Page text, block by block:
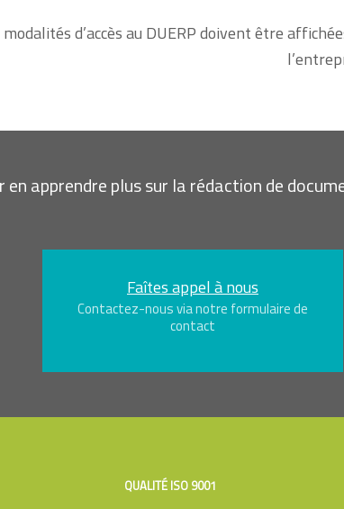
modalités d’accès au DUERP doivent être
en apprendre plus sur la rédaction de
Faîtes appel à nous
Contactez-nous via notre formulaire de
contact
QUALITÉ ISO 9001